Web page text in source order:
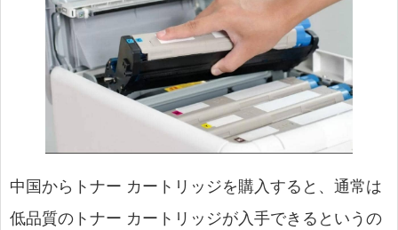
中国からトナー カートリッジを購入すると、通常は
低品質のトナー カートリッジが入手できるというの